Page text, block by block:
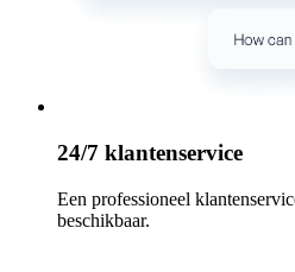
24/7 klantenservice
Een professioneel
beschikbaar.